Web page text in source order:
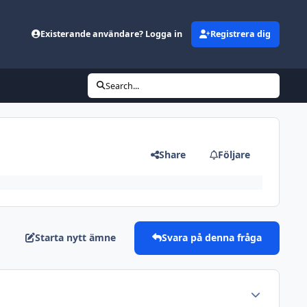
Existerande användare? Logga in Registrera dig
Search...
Share Följare
Starta nytt ämne Svara på denna fråga